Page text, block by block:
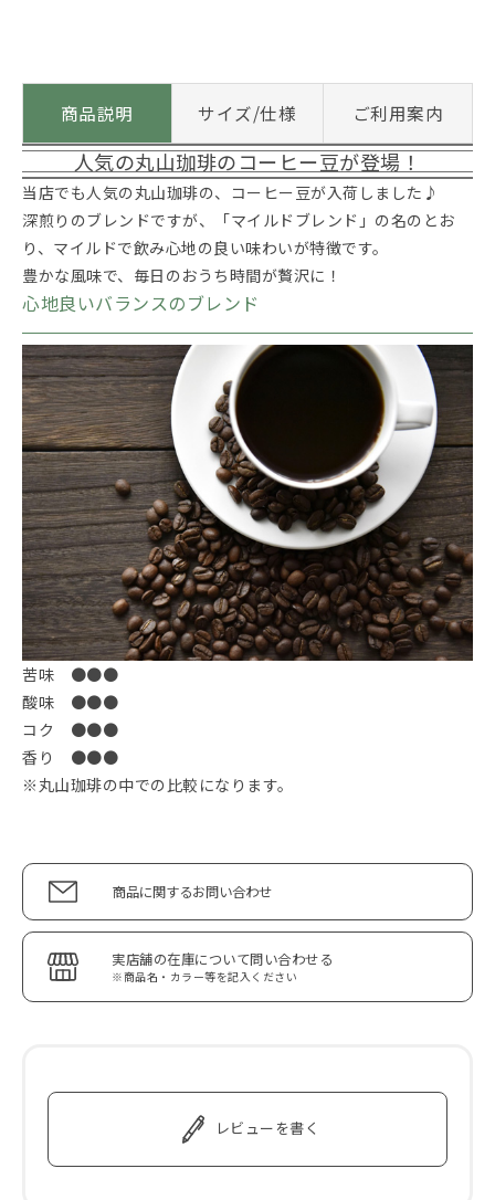
商品説明 サイズ/仕様 ご利用案内
人気の丸山珈琲のコーヒー豆が登場！
当店でも人気の丸山珈琲の、コーヒー豆が入荷しました♪
深煎りのブレンドですが、「マイルドブレンド」の名のとお
り、マイルドで飲み心地の良い味わいが特徴です。
豊かな風味で、毎日のおうち時間が贅沢に！
心地良いバランスのブレンド
苦味 ●●●
酸味 ●●●
コク ●●●
香り ●●●
※丸山珈琲の中での比較になります。
商品に関するお問い合わせ
実店舗の在庫について問い合わせる
※商品名・カラー等を記入ください
レビューを書く